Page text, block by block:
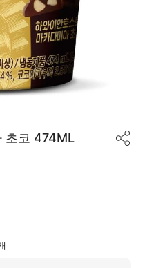
초코 474ML
공